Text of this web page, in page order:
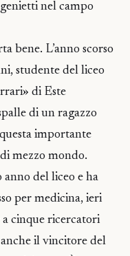
nel campo
bene. L’anno scorso
studente del liceo
di Este
di un ragazzo
importante
mezzo mondo.
del liceo e ha
per medicina, ieri
a cinque ricercatori
il vincitore del